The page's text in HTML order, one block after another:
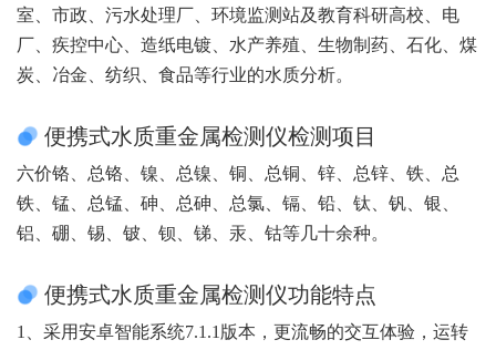
室、市政、污水处理厂、环境监测站及教育科研高校、电
厂、疾控中心、造纸电镀、水产养殖、生物制药、石化、煤
炭、冶金、纺织、食品等行业的水质分析。
便携式水质重金属检测仪检测项目
六价铬、总铬、镍、总镍、铜、总铜、锌、总锌、铁、总
铁、锰、总锰、砷、总砷、总氯、镉、铅、钛、钒、银、
铝、硼、锡、铍、钡、锑、汞、钴等几十余种。
便携式水质重金属检测仪功能特点
1、采用安卓智能系统7.1.1版本，更流畅的交互体验，运转